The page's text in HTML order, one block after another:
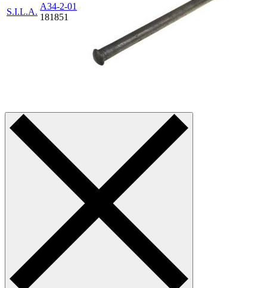
S.I.L.A.
А34-2-01
181851